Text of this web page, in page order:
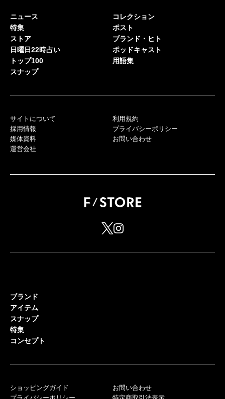
ニュース
特集
ストア
日曜日22時占い
トップ100
スナップ
コレクション
ポスト
ブランド・ヒト
ポッドキャスト
用語集
サイトについて
採用情報
媒体資料
運営会社
利用規約
プライバシーポリシー
お問い合わせ
ブランド
アイテム
スナップ
特集
コンセプト
ショッピングガイド
お問い合わせ